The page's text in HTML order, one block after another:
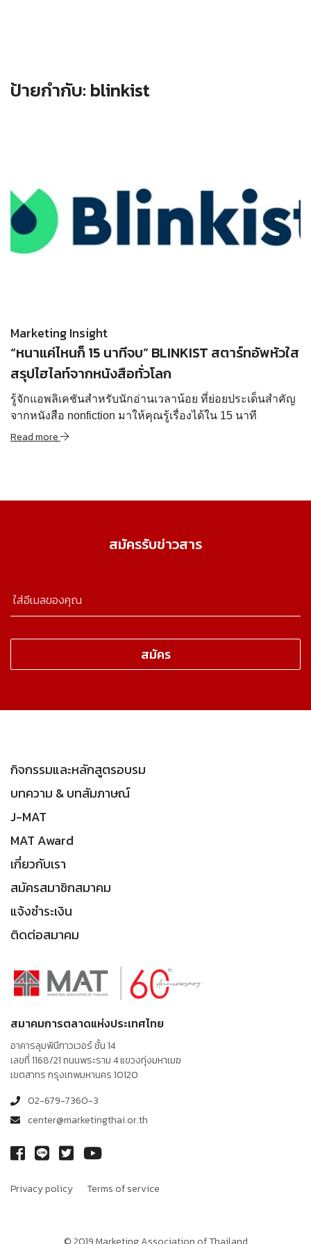
ป้ายกำกับ: blinkist
Marketing Insight
“หนาแค่ไหนก็ 15 นาทีจบ” BLINKIST สตาร์ทอัพหัวใส
สรุปไฮไลท์จากหนังสือทั่วโลก
รู้จักแอพลิเคชันสำหรับนักอ่านเวลาน้อย ที่ย่อยประเด็นสำคัญ
จากหนังสือ nonfiction มาให้คุณรู้เรื่องได้ใน 15 นาที
Read more
สมัครรับข่าวสาร
กิจกรรมและหลักสูตรอบรม
บทความ & บทสัมภาษณ์
J-MAT
MAT Award
เกี่ยวกับเรา
สมัครสมาชิกสมาคม
แจ้งชำระเงิน
ติดต่อสมาคม
สมาคมการตลาดแห่งประเทศไทย
อาคารลุมพินีทาวเวอร์ ชั้น 14
เลขที่ 1168/21 ถนนพระราม 4 แขวงทุ่งมหาเมฆ
เขตสาทร กรุงเทพมหานคร 10120
02-679-7360-3
center@marketingthai.or.th
Privacy policy Terms of service